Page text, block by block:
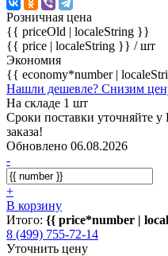
Розничная цена
{{ priceOld | localeString }}
{{ price | localeString }} / шт
Экономия
{{ economy*number |
Нашли дешевле? Снизим
На складе 1 шт
Сроки поставки уточняйте
заказа!
Обновлено 06.08.2026
-
+
В корзину
Итого: {{ price*number |
8 (499) 755-72-14
Уточнить цену